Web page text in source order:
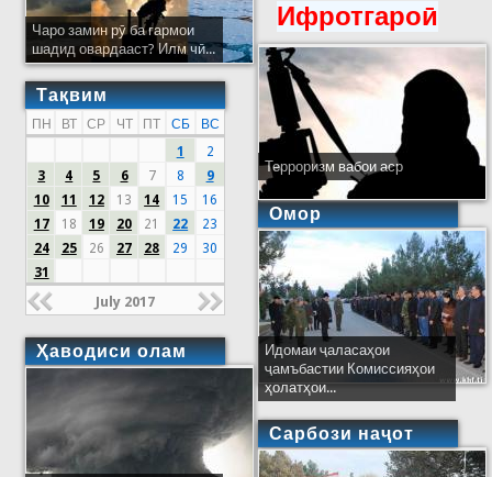
Чаро замин рӯ ба гармои
шадид овардааст? Илм чӣ...
Тақвим
ПН ВТ СР ЧТ ПТ СБ
ВС
1
2
3
4 5 6 7 8
9
10
11 12 13 14 15
16
17
18 19 20 21 22
23
24
25 26 27 28 29
30
31
July 2017
Ҳаводиси олам
Ифротгароӣ
Терроризм вабои аср
Омор
Идомаи ҷаласаҳои
ҷамъбастии Комиссияҳои
ҳолатҳои...
Сарбози наҷот